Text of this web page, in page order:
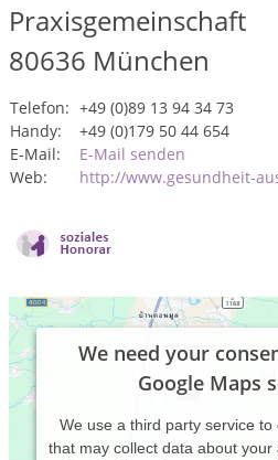
Praxisgemeinschaft
80636 München
Telefon: +49 (0)89 13 94 34 73
Handy:
+49 (0)179 50 44 654
E-Mail:
E-Mail senden
Web:
http://www.gesundheit-
We need your
Google Maps
We use a third party service
that may collect data about your